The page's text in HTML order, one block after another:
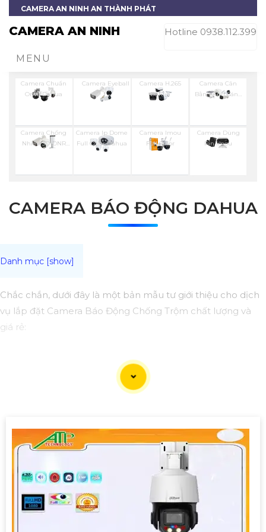
CAMERA AN NINH AN THÀNH PHÁT
CAMERA AN NINH Hotline 0938.112.399
MENU
Camera Chuẩn
Onvif Dahua
Camera Eyeball
Camera H.265
Dahua
Camera Cân
Bằng Ánh Sáng
Camera Chống
Nhiễu 3D-DNR
Camera Ip Dome
Full Color Dahua
Camera Imou
Full Color
Camera Dùng
Pin Imou
CAMERA BÁO ĐỘNG DAHUA
Chắc chắn, dưới đây là một bản mẫu tư giới thiệu cho dịch
vụ lắp đặt Camera Báo Động Chống Trộm chất lượng và
giá rẻ:
🔒📹 Lắp Camera Báo Động Chống Trộm - An ninh cho ngôi
🔍 Chúng tôi: Cung cấp dịch vụ lắp đặt camera báo động
bạn an tâm với hệ thống bảo mật tốt nhất.
🏠 Dành cho ai: Chủ nhà, chủ cửa hàng, văn phòng hoặc
bất kỳ ai cần tăng cường an ninh cho không gian của mình.
✅ Dịch vụ chúng tôi cung cấp:- Lắp đặt hệ thống camera
theo yêu cầu- Camera độ nét cao, ghi hình rõ ràng- Kết nối
với điện thoại di động để kiểm soát từ xa- Chế độ bảo hành